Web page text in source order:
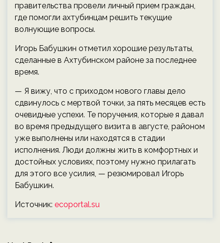
правительства провели личный прием граждан,
где помогли ахтубинцам решить текущие
волнующие вопросы.
Игорь Бабушкин отметил хорошие результаты,
сделанные в Ахтубинском районе за последнее
время.
— Я вижу, что с приходом нового главы дело
сдвинулось с мертвой точки, за пять месяцев есть
очевидные успехи. Те поручения, которые я давал
во время предыдущего визита в августе, районом
уже выполнены или находятся в стадии
исполнения. Люди должны жить в комфортных и
достойных условиях, поэтому нужно прилагать
для этого все усилия, — резюмировал Игорь
Бабушкин.
Источник: ecoportal.su